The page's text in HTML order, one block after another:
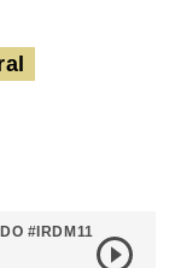
#IRDM11